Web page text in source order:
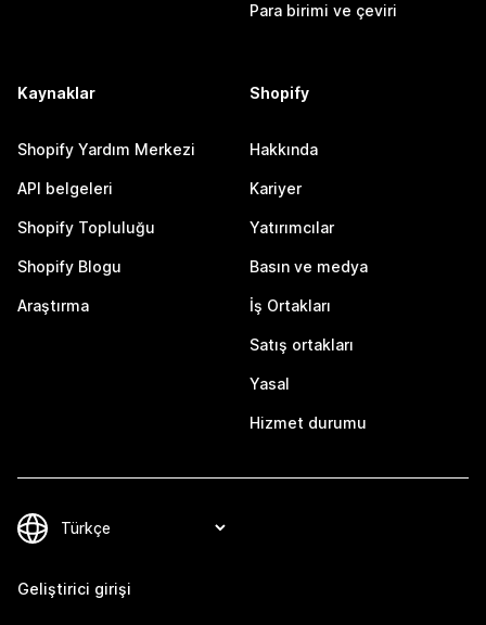
Para birimi ve çeviri
Kaynaklar
Shopify Yardım Merkezi
API belgeleri
Shopify Topluluğu
Shopify Blogu
Araştırma
Shopify
Hakkında
Kariyer
Yatırımcılar
Basın ve medya
İş Ortakları
Satış ortakları
Yasal
Hizmet durumu
Geliştirici girişi